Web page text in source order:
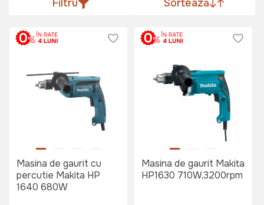
Filtru Sortează
Masina de gaurit cu
percutie Makita HP
1640 680W
Masina de gaurit Makita
HP1630 710W,3200rpm